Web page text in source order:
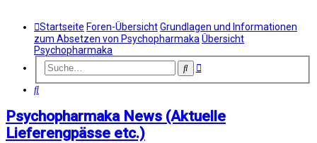
Startseite Foren-ÜbersichtGrundlagen und Informationen
zum Absetzen von Psychopharmaka Übersicht
Psychopharmaka
SucheErweiterte
Suche
Psychopharmaka News (Aktuelle
Lieferengpässe etc.)